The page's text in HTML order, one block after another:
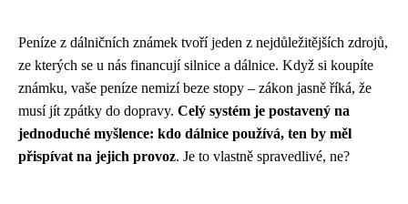
Peníze z dálničních známek tvoří jeden z nejdůležitějších zdrojů,
ze kterých se u nás financují silnice a dálnice. Když si koupíte
známku, vaše peníze nemizí beze stopy – zákon jasně říká, že
musí jít zpátky do dopravy. Celý systém je postavený na
jednoduché myšlence: kdo dálnice používá, ten by měl
přispívat na jejich provoz. Je to vlastně spravedlivé, ne?